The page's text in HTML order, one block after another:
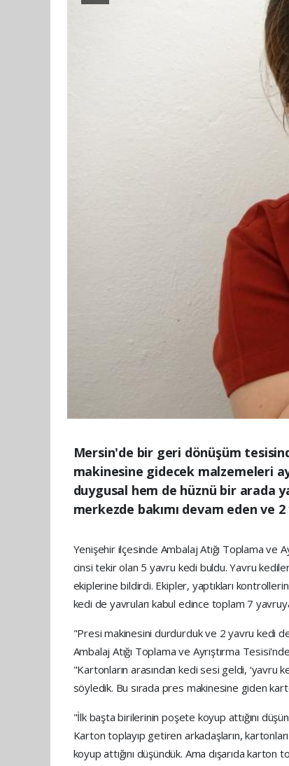
Mersin'de bir geri dönüşüm
makinesine gidecek malzemeleri
duygusal hem de hüznü bir arada
merkezde bakımı devam eden ve
Yenişehir ilçesinde Ambalaj Atığı Toplama ve
cinsi tekir olan 5 yavru kedi buldu. Yavru
ekiplerine bildirdi. Ekipler, yaptıkları
kedi de yavruları kabul edince toplam 7
"Presi makinesini durdurduk ve 2 yavru kedi
Ambalaj Atığı Toplama ve Ayrıştırma
"Kartonların arasından kedi sesi geldi, ‘yavru
söyledik. Bu sırada pres makinesine giden
"İlk başta birilerinin poşete koyup attığını
Karton toplayıp getiren arkadaşların,
koyup attığını düşündük. Ama dışarıda